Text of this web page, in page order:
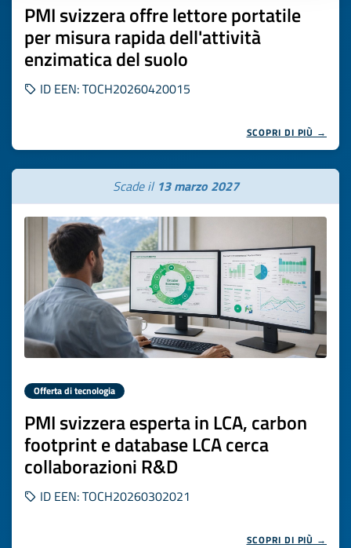
PMI svizzera offre lettore portatile
per misura rapida dell'attività
enzimatica del suolo
ID EEN: TOCH20260420015
SCOPRI DI PIÙ →
Scade il 13 marzo 2027
Offerta di tecnologia
PMI svizzera esperta in LCA, carbon
footprint e database LCA cerca
collaborazioni R&D
ID EEN: TOCH20260302021
SCOPRI DI PIÙ →